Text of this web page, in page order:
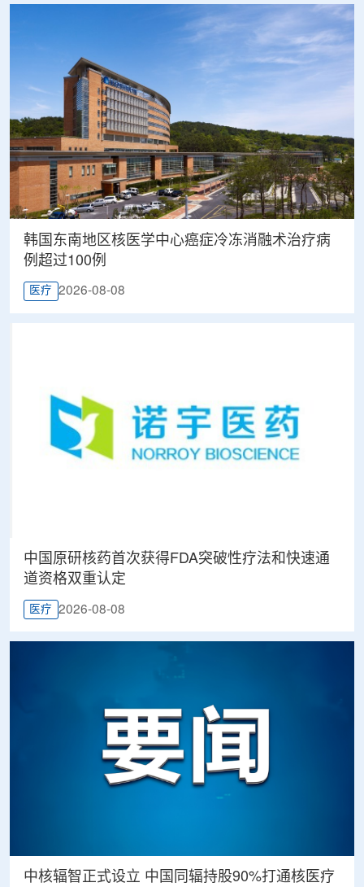
韩国东南地区核医学中心癌症冷冻消融术治疗病
例超过100例
医疗 2026-08-08
中国原研核药首次获得FDA突破性疗法和快速通
道资格双重认定
医疗 2026-08-08
中核辐智正式设立 中国同辐持股90%打通核医疗